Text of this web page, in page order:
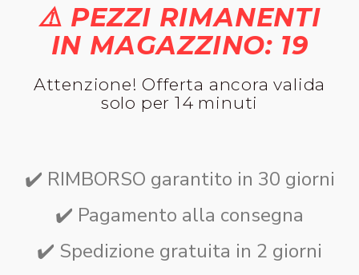
⚠️ PEZZI RIMANENTI
IN MAGAZZINO: 19
Attenzione! Offerta ancora valida
solo per 14 minuti
✔️ RIMBORSO garantito in 30 giorni
✔️ Pagamento alla consegna
✔️ Spedizione gratuita in 2 giorni